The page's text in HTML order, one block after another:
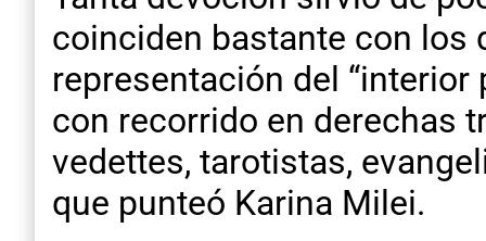
coinciden bastante con los
representación del
con recorrido en derechas
vedettes, tarotistas,
que punteó Karina Milei.